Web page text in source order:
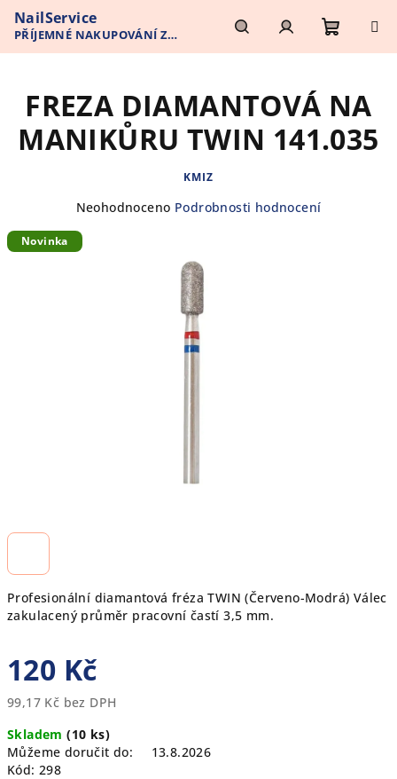
obsah
NailService
PŘÍJEMNÉ NAKUPOVÁNÍ Z
POHODLÍ VAŠEHO DOMOVA
HledatPřihlášení
košík
Profesionální diamantová fréza TWIN (Červeno-Modrá) Válec
zakulacený průměr pracovní častí 3,5 mm.
120 Kč
99,17 Kč bez DPH
cena:
Skladem(10 ks)
Můžeme doručit do:
13.8.2026
Kód: 298
FREZA DIAMANTOVÁ NA
MANIKŮRU TWIN 141.035
KMIZ
Průměrné
produktu
Neohodnoceno Podrobnosti hodnocení
Novinka